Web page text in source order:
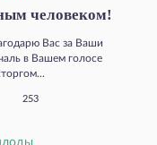
человеком!
Вас за Ваши
в Вашем голосе
253